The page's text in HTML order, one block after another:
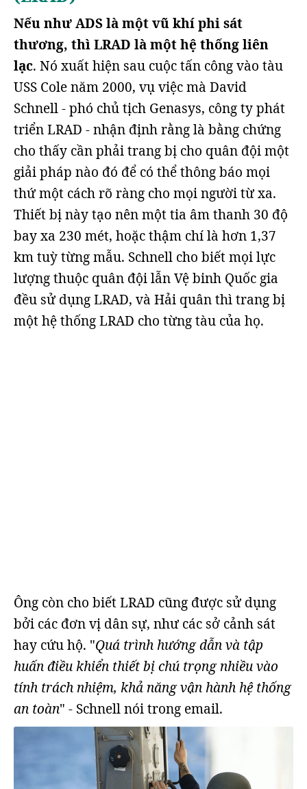
Nếu như ADS là một vũ khí phi sát
thương, thì LRAD là một hệ thống liên
lạc. Nó xuất hiện sau cuộc tấn công vào tàu
USS Cole năm 2000, vụ việc mà David
Schnell - phó chủ tịch Genasys, công ty phát
triển LRAD - nhận định rằng là bằng chứng
cho thấy cần phải trang bị cho quân đội một
giải pháp nào đó để có thể thông báo mọi
thứ một cách rõ ràng cho mọi người từ xa.
Thiết bị này tạo nên một tia âm thanh 30 độ
bay xa 230 mét, hoặc thậm chí là hơn 1,37
km tuỳ từng mẫu. Schnell cho biết mọi lực
lượng thuộc quân đội lẫn Vệ binh Quốc gia
đều sử dụng LRAD, và Hải quân thì trang bị
một hệ thống LRAD cho từng tàu của họ.
Ông còn cho biết LRAD cũng được sử dụng
bởi các đơn vị dân sự, như các sở cảnh sát
hay cứu hộ. "Quá trình hướng dẫn và tập
huấn điều khiển thiết bị chú trọng nhiều vào
tính trách nhiệm, khả năng vận hành hệ thống
an toàn" - Schnell nói trong email.